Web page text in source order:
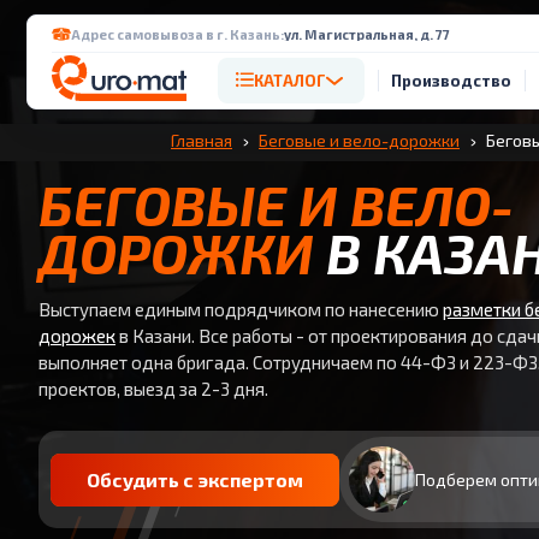
Адрес самовывоза в г. Казань:ул. Магистральная, д. 77
КАТАЛОГ Производство
Главная Беговые и вело-дорожки
БЕГОВЫЕ И ВЕЛО-
ДОРОЖКИ В
Выступаем единым подрядчиком по нанесению разметки
дорожекв Казани. Все работы - от проектирования до
выполняет одна бригада. Сотрудничаем по 44-ФЗ и 223-
проектов, выезд за 2-3 дня.
Обсудить с экспертом Подберем